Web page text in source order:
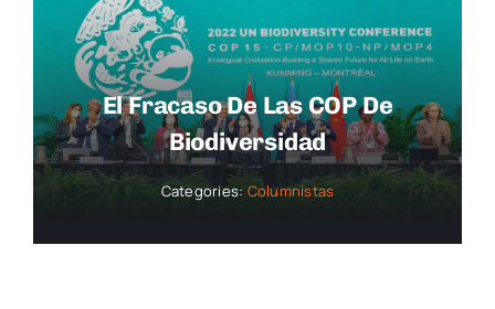
El Fracaso De Las COP De
Biodiversidad
Categories: Columnistas